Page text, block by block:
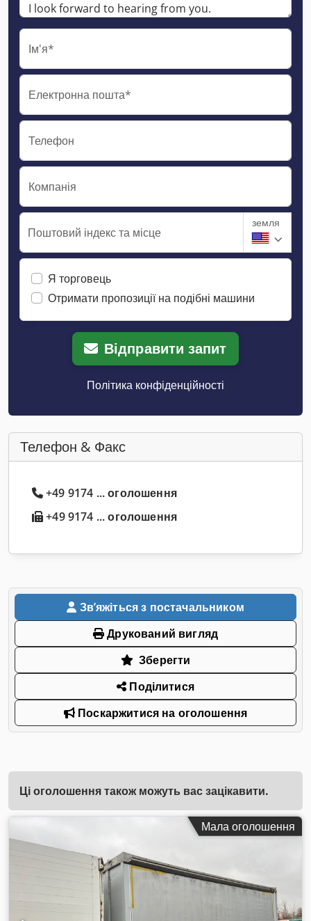
Ім'я*
Електронна пошта*
Телефон
Компанія
Поштовий індекс та місце
земля
Я торговець
Отримати пропозиції на подібні машини
Відправити запит
Політика конфіденційності
Телефон & Факс
+49 9174 ... оголошення
+49 9174 ... оголошення
Звʼяжіться з постачальником
Друкований вигляд
Зберегти
Поділитися
Поскаржитися на оголошення
Ці оголошення також можуть вас зацікавити.
Мала оголошення